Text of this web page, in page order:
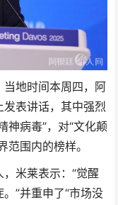
当地时间本周四，阿
表讲话，其中强烈
神病毒”，对“文化颠
范围内的榜样。
米莱表示：“觉醒
”并重申了“市场没